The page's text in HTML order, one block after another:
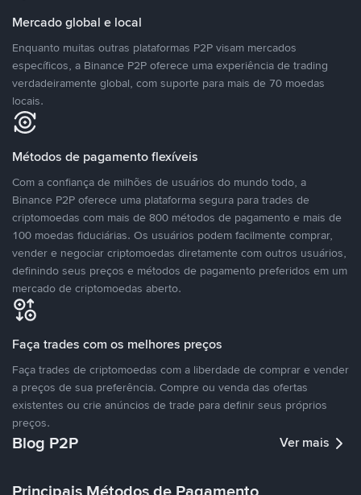
Mercado global e local
Enquanto muitas outras plataformas P2P visam mercados
específicos, a Binance P2P oferece uma experiência de trading
verdadeiramente global, com suporte para mais de 70 moedas
locais.
Métodos de pagamento flexíveis
Com a confiança de milhões de usuários do mundo todo, a
Binance P2P oferece uma plataforma segura para trades de
criptomoedas com mais de 800 métodos de pagamento e mais de
100 moedas fiduciárias. Os usuários podem facilmente comprar,
vender e negociar criptomoedas diretamente com outros usuários,
definindo seus preços e métodos de pagamento preferidos em um
mercado de criptomoedas aberto.
Faça trades com os melhores preços
Faça trades de criptomoedas com a liberdade de comprar e vender
a preços de sua preferência. Compre ou venda das ofertas
existentes ou crie anúncios de trade para definir seus próprios
preços.
Blog P2P Ver mais